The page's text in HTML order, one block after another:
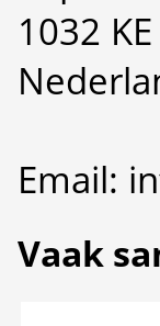
1032
Email:
Vaak